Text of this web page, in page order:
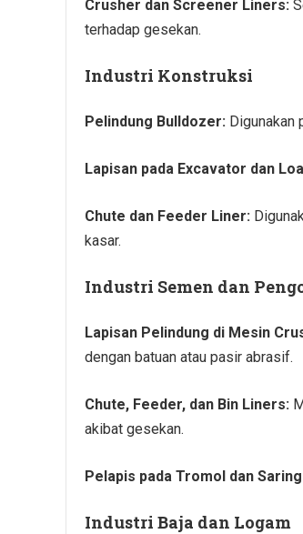
Crusher dan Screener Liners:
terhadap gesekan.
Industri Konstruksi
Pelindung Bulldozer: Digunakan
Lapisan pada Excavator dan
Chute dan Feeder Liner:
kasar.
Industri Semen dan
Lapisan Pelindung di Mesin
dengan batuan atau pasir abrasif.
Chute, Feeder, dan Bin Liners:
akibat gesekan.
Pelapis pada Tromol dan
Industri Baja dan Logam